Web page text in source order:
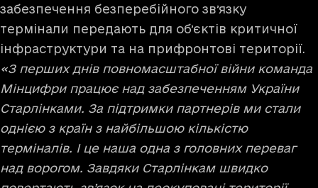
забезпечення безперебійного звʼязку
термінали передають для обʼєктів критичної
інфраструктури та на прифронтові території.
«З перших днів повномасштабної війни команда
Мінцифри працює над забезпеченням України
Старлінками. За підтримки партнерів ми стали
однією з країн з найбільшою кількістю
терміналів. І це наша одна з головних переваг
над ворогом. Завдяки Старлінкам швидко